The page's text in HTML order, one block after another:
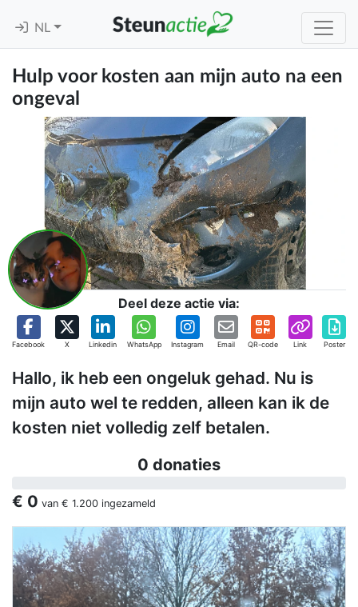
NL
Hulp voor kosten aan mijn auto na een
ongeval
Deel deze actie via:
Facebook X Linkedin WhatsApp Instagram Email QR-code Link Poster
Hallo, ik heb een ongeluk gehad. Nu is
mijn auto wel te redden, alleen kan ik de
kosten niet volledig zelf betalen.
0 donaties
€ 0 van € 1.200 ingezameld